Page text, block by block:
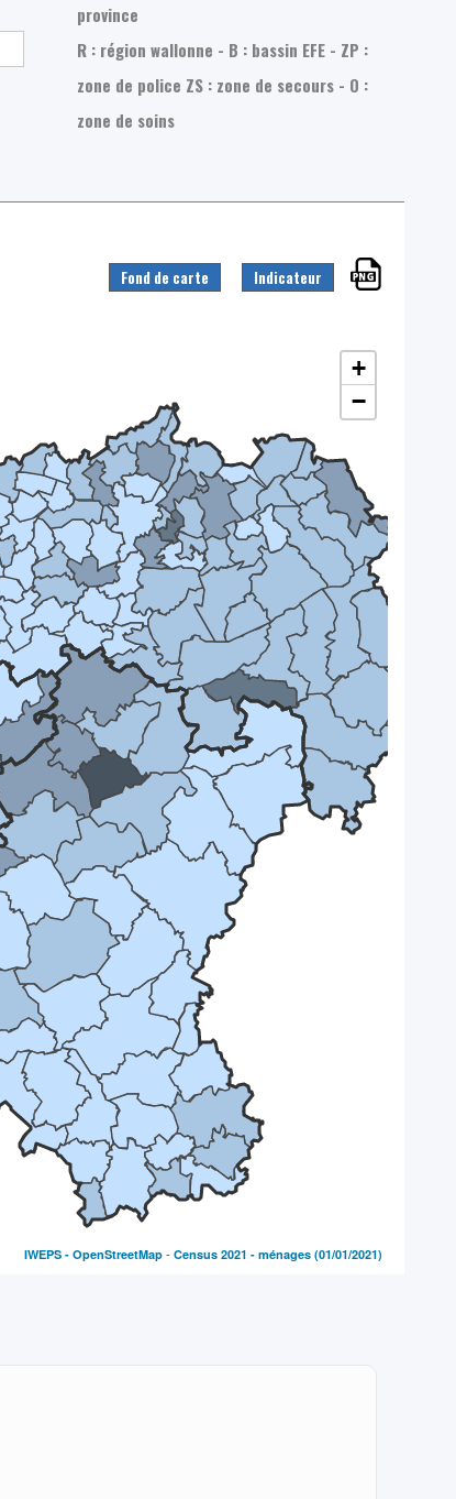
province
R : région wallonne - B : bassin EFE - ZP :
zone de police ZS : zone de secours - O :
zone de soins
Fond de carte Indicateur
+
−
IWEPS -OpenStreetMap -Census 2021 - ménages (01/01/2021)